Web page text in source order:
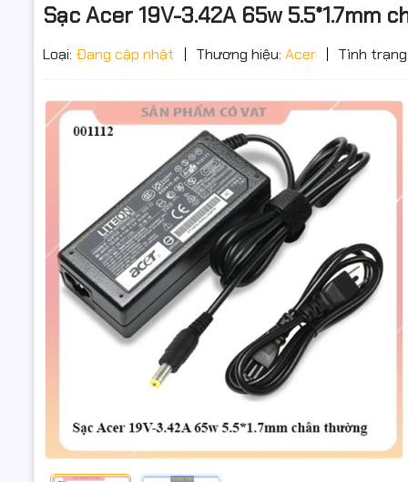
Sạc Acer 19V-3.42A 65w 5.5*1.7mm
Loại: Đang cập nhật Thương hiệu: Acer Tình trạng:
Sạc
chân
Thông số
- Điện áp
- Công
- Chuẩn
Đặt
Sạc Acer 19V-